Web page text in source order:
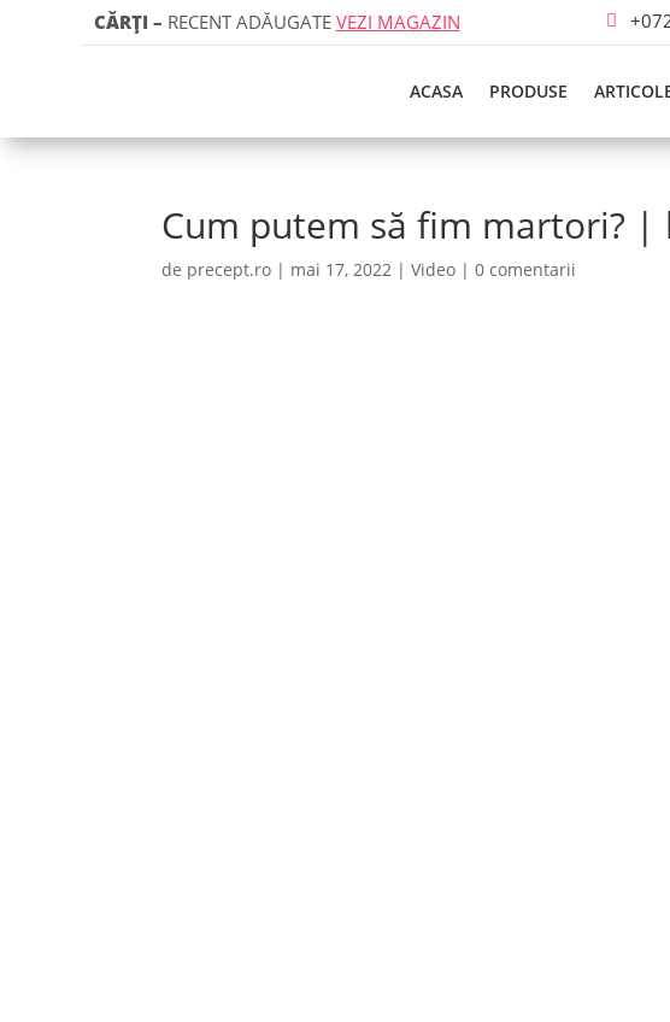
CĂRȚI – RECENT ADĂUGATE VEZI MAGAZIN
ACASA PRODUSE
Cum putem să fim martori? |
de precept.ro | mai 17, 2022 |Video |0 comentarii